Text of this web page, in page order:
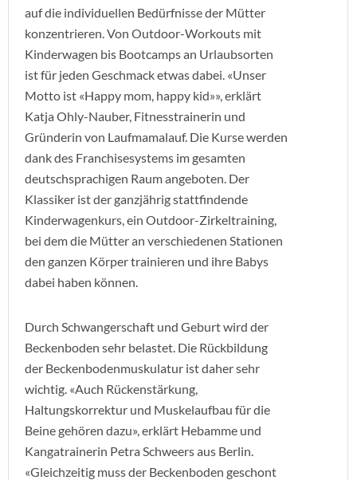
auf die individuellen Bedürfnisse der Mütter
konzentrieren. Von Outdoor-Workouts mit
Kinderwagen bis Bootcamps an Urlaubsorten
ist für jeden Geschmack etwas dabei. «Unser
Motto ist «Happy mom, happy kid»», erklärt
Katja Ohly-Nauber, Fitnesstrainerin und
Gründerin von Laufmamalauf. Die Kurse werden
dank des Franchisesystems im gesamten
deutschsprachigen Raum angeboten. Der
Klassiker ist der ganzjährig stattfindende
Kinderwagenkurs, ein Outdoor-Zirkeltraining,
bei dem die Mütter an verschiedenen Stationen
den ganzen Körper trainieren und ihre Babys
dabei haben können.
Durch Schwangerschaft und Geburt wird der
Beckenboden sehr belastet. Die Rückbildung
der Beckenbodenmuskulatur ist daher sehr
wichtig. «Auch Rückenstärkung,
Haltungskorrektur und Muskelaufbau für die
Beine gehören dazu», erklärt Hebamme und
Kangatrainerin Petra Schweers aus Berlin.
«Gleichzeitig muss der Beckenboden geschont